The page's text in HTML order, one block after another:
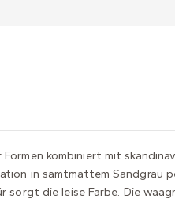
kombiniert mit
in samtmattem Sandgrau
sorgt die leise Farbe. Die